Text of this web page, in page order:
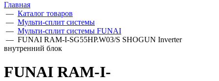
Главная
— Каталог товаров
— Мульти-сплит системы
— Мульти-сплит системы FUNAI
— FUNAI RAM-I-SG55HP.W03/S SHOGUN Inverter
внутренний блок
FUNAI RAM-I-